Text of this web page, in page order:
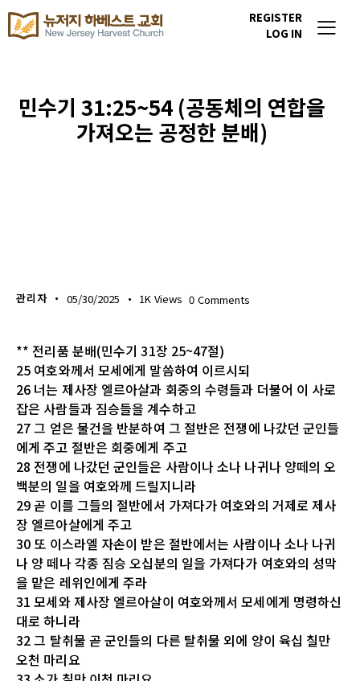
REGISTER
LOG IN
민수기 31:25~54 (공동체의 연합을
가져오는 공정한 분배)
관리자 05/30/2025 1K Views 0 Comments
** 전리품 분배(민수기 31장 25~47절)
25 여호와께서 모세에게 말씀하여 이르시되
26 너는 제사장 엘르아살과 회중의 수령들과 더불어 이 사로
잡은 사람들과 짐승들을 계수하고
27 그 얻은 물건을 반분하여 그 절반은 전쟁에 나갔던 군인들
에게 주고 절반은 회중에게 주고
28 전쟁에 나갔던 군인들은 사람이나 소나 나귀나 양떼의 오
백분의 일을 여호와께 드릴지니라
29 곧 이를 그들의 절반에서 가져다가 여호와의 거제로 제사
장 엘르아살에게 주고
30 또 이스라엘 자손이 받은 절반에서는 사람이나 소나 나귀
나 양 떼나 각종 짐승 오십분의 일을 가져다가 여호와의 성막
을 맡은 레위인에게 주라
31 모세와 제사장 엘르아살이 여호와께서 모세에게 명령하신
대로 하니라
32 그 탈취물 곧 군인들의 다른 탈취물 외에 양이 육십 칠만
오천 마리요